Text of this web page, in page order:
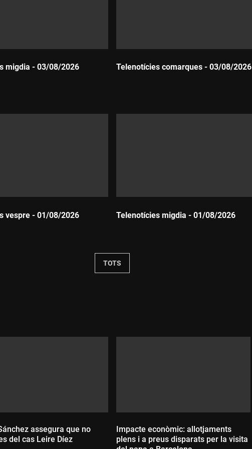
migdia - 03/08/2026 Telenotícies comarques - 03/08/2026
vespre - 01/08/2026 Telenotícies migdia - 01/08/2026
TOTS
assegura que no
del cas Leire Díez
Impacte econòmic: allotjaments
plens i a preus disparats per la visita